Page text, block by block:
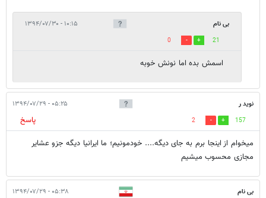
بی نام ۱۰:۱۵ - ۱۳۹۴/۰۷/۳۰
21
0
اسمش بده اما نونش خوبه
نوید ر ۰۵:۲۵ - ۱۳۹۴/۰۷/۲۹
157
2
پاسخ
میخوام از اینجا برم به جای دیگه.... خودمونیم؛ ما ایرانیا دیگه جزو عشایر
مجازی محسوب میشیم
بی نام ۰۵:۳۸ - ۱۳۹۴/۰۷/۲۹